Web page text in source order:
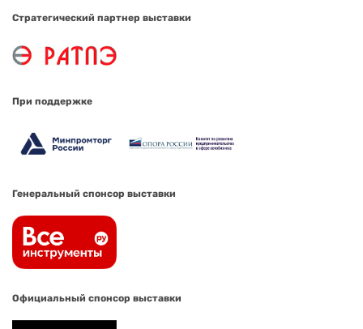
Стратегический партнер выставки
При поддержке
Генеральный спонсор выставки
Официальный спонсор выставки